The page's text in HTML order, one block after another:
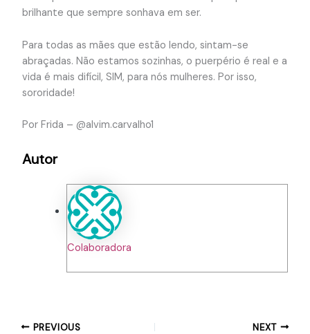
brilhante que sempre sonhava em ser.
Para todas as mães que estão lendo, sintam-se
abraçadas. Não estamos sozinhas, o puerpério é real e a
vida é mais difícil, SIM, para nós mulheres. Por isso,
sororidade!
Por Frida – @alvim.carvalho1
Autor
Colaboradora
PREVIOUS NEXT